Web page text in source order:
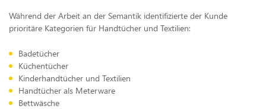
Während der Arbeit an der Semantik identifizierte der Kunde
prioritäre Kategorien für Handtücher und Textilien:
Badetücher
Küchentücher
Kinderhandtücher und Textilien
Handtücher als Meterware
Bettwäsche